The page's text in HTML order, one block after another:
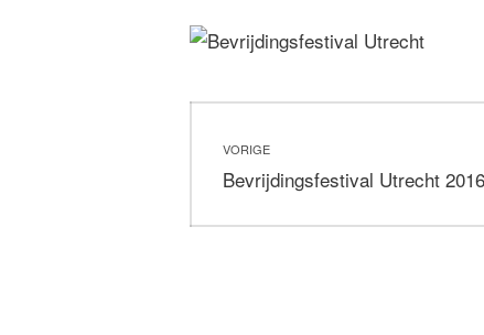
navigatie
VORIGE
Vorig
Bevrijdingsfestival Utrecht 2016